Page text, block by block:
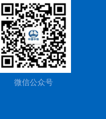
微信公众号